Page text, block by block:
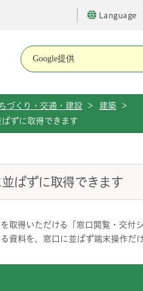
Language
づくり・交通・建設 > 建築
>
ずに取得できます
ばずに取得できます
取得いただける「窓口閲覧・交付
資料を、窓口に並ばず端末操作だ